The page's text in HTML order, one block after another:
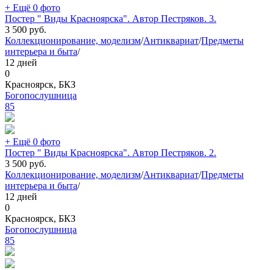
+ Ещё 0 фото
Постер " Виды Красноярска". Автор Пестряков. 3.
3 500 руб.
Коллекционирование, моделизм/Антиквариат/Предметы
интерьера и быта/
12 дней
0
Красноярск, БКЗ
Богопослушница
85
+ Ещё 0 фото
Постер " Виды Красноярска". Автор Пестряков. 2.
3 500 руб.
Коллекционирование, моделизм/Антиквариат/Предметы
интерьера и быта/
12 дней
0
Красноярск, БКЗ
Богопослушница
85